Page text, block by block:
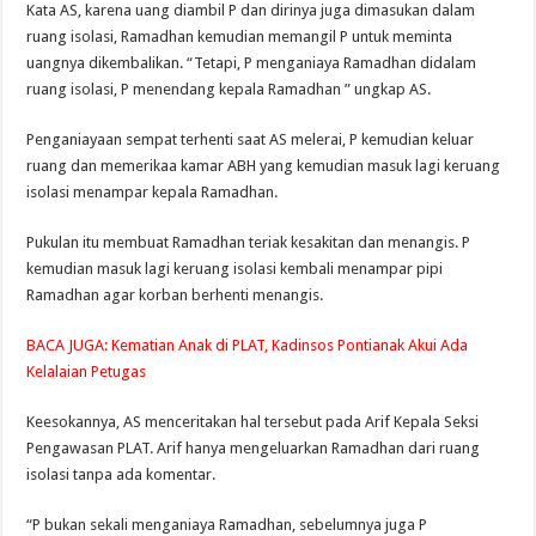
Kata AS, karena uang diambil P dan dirinya juga dimasukan dalam
ruang isolasi, Ramadhan kemudian memangil P untuk meminta
uangnya dikembalikan. “Tetapi, P menganiaya Ramadhan didalam
ruang isolasi, P menendang kepala Ramadhan ” ungkap AS.
Penganiayaan sempat terhenti saat AS melerai, P kemudian keluar
ruang dan memerikaa kamar ABH yang kemudian masuk lagi keruang
isolasi menampar kepala Ramadhan.
Pukulan itu membuat Ramadhan teriak kesakitan dan menangis. P
kemudian masuk lagi keruang isolasi kembali menampar pipi
Ramadhan agar korban berhenti menangis.
BACA JUGA:Kematian Anak di PLAT, Kadinsos Pontianak Akui Ada
Kelalaian Petugas
Keesokannya, AS menceritakan hal tersebut pada Arif Kepala Seksi
Pengawasan PLAT. Arif hanya mengeluarkan Ramadhan dari ruang
isolasi tanpa ada komentar.
“P bukan sekali menganiaya Ramadhan, sebelumnya juga P